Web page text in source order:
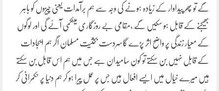
گے تو پھر پیداوار کے زیادہ ہونے کی وجہ سے ہم برآمدات یعنی چیزوں کو باہر
بھیجنے کے قابل ہو سکیں گے ،مقامی بے روزگاری میںکمی آئے گی اور لوگوں
کے معیار زندگی پر واضح اثر پڑے گاسردست بحثیت مسلمان اگر ہم ایجادات
کے قابل نہیں بن سکتے تو کون سامیدان ہے جس میں ہم اس قابل بن سکتے
ہیں میرے خیال میں ایسے افعال ہیں جس پر عمل پیرا ہو کر ہم دنیا پر حکمرانی کر